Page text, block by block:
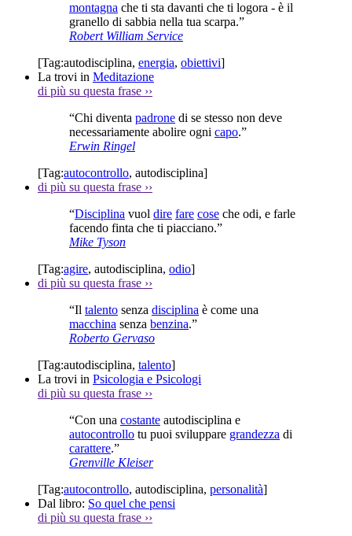
montagna che ti sta davanti che ti logora - è il
granello di sabbia nella tua scarpa.”
Robert William Service
[Tag:autodisciplina, energia, obiettivi]
La trovi in Meditazione
di più su questa frase ››
“Chi diventa padrone di se stesso non deve
necessariamente abolire ogni capo.”
Erwin Ringel
[Tag:autocontrollo, autodisciplina]
di più su questa frase ››
“Disciplina vuol dire fare cose che odi, e farle
facendo finta che ti piacciano.”
Mike Tyson
[Tag:agire, autodisciplina, odio]
di più su questa frase ››
“Il talento senza disciplina è come una
macchina senza benzina.”
Roberto Gervaso
[Tag:autodisciplina, talento]
La trovi in Psicologia e Psicologi
di più su questa frase ››
“Con una costante autodisciplina e
autocontrollo tu puoi sviluppare grandezza di
carattere.”
Grenville Kleiser
[Tag:autocontrollo, autodisciplina, personalità]
Dal libro: So quel che pensi
di più su questa frase ››